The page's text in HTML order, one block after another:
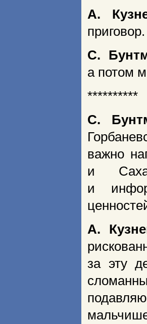
А.
приговор.
С.
а потом
**********
С.
важно
и
и
А.
за эту